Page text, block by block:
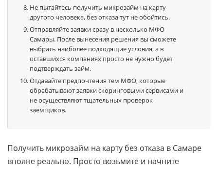
Не пытайтесь получить микрозайм на карту
другого человека, без отказа тут не обойтись.
Отправляйте заявки сразу в несколько МФО
Самары. После вынесения решения вы сможете
выбрать наиболее подходящие условия, а в
оставшихся компаниях просто не нужно будет
подтверждать займ.
Отдавайте предпочтения тем МФО, которые
обрабатывают заявки скоринговыми сервисами и
не осуществляют тщательных проверок
заемщиков.
Получить микрозайм на карту без отказа в Самаре
вполне реально. Просто возьмите и начните